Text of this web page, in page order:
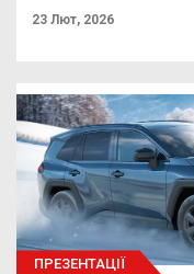
23 Лют, 2026
ПРЕЗЕНТАЦІЇ